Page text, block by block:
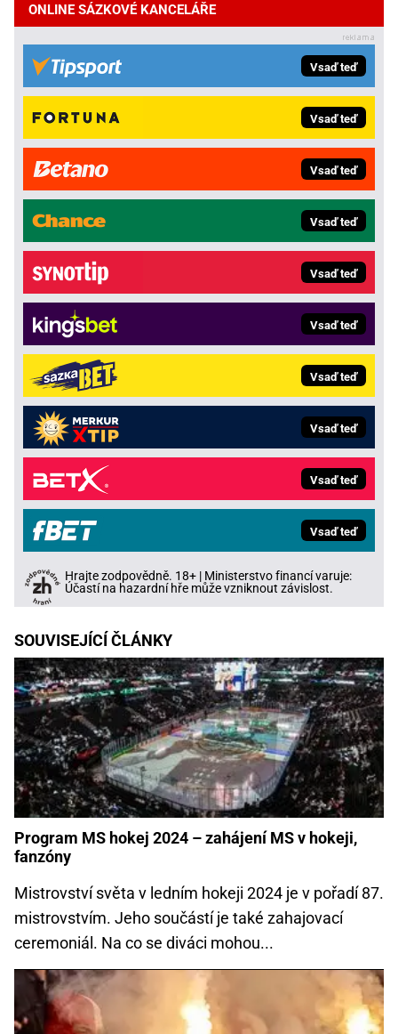
ONLINE SÁZKOVÉ KANCELÁŘE
Vsaď teď
Vsaď teď
Vsaď teď
Vsaď teď
Vsaď teď
Vsaď teď
Vsaď teď
Vsaď teď
Vsaď teď
Vsaď teď
Hrajte zodpovědně. 18+ | Ministerstvo financí varuje:
Účastí na hazardní hře může vzniknout závislost.
SOUVISEJÍCÍ ČLÁNKY
Program MS hokej 2024 – zahájení MS v hokeji,
fanzóny
Mistrovství světa v ledním hokeji 2024 je v pořadí 87.
mistrovstvím. Jeho součástí je také zahajovací
ceremoniál. Na co se diváci mohou...